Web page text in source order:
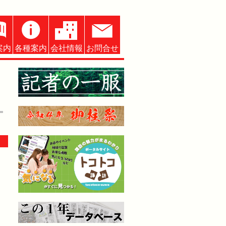
内 各種案内 会社情報 お問合せ